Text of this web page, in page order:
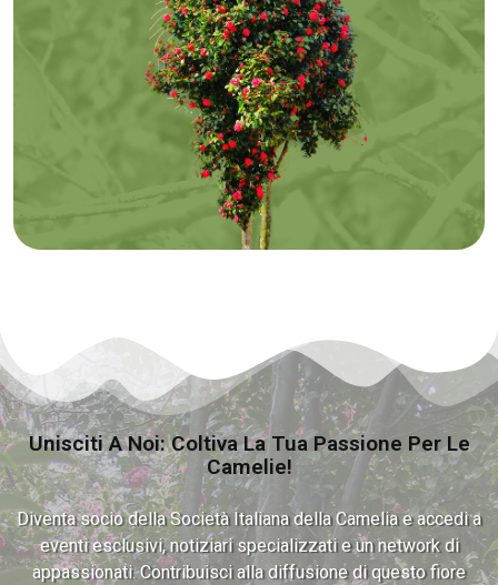
Unisciti A Noi: Coltiva La Tua Passione Per Le
Camelie!
Diventa socio della Società Italiana della Camelia e accedi a
eventi esclusivi, notiziari specializzati e un network di
appassionati. Contribuisci alla diffusione di questo fiore